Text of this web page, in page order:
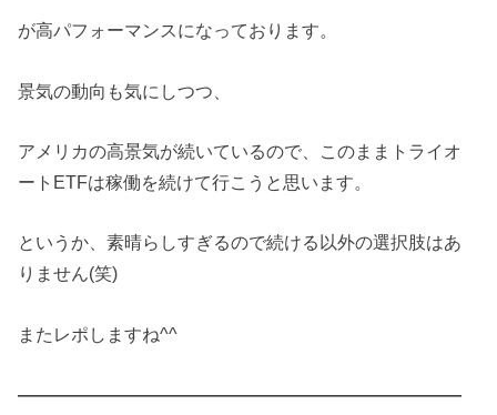
が高パフォーマンスになっております。
景気の動向も気にしつつ、
アメリカの高景気が続いているので、このままトライオ
ートETFは稼働を続けて行こうと思います。
というか、素晴らしすぎるので続ける以外の選択肢はあ
りません(笑)
またレポしますね^^
—————————————————————————